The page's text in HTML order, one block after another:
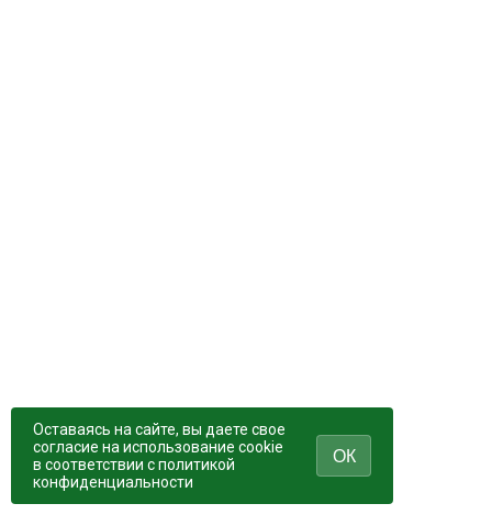
Оставаясь на сайте, вы даете свое
согласие на использование cookie
в соответствии c политикой
конфиденциальности
ОК